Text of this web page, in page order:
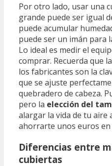
Por otro lado, usar una
grande puede ser igual
puede acumular
puede ser un imán para
Lo ideal es medir el
comprar. Recuerda que
los fabricantes son la
que se ajuste
quebradero de cabeza.
pero la elección del
alargar la vida de tu aire
ahorrarte unos euros
Diferencias entre
cubiertas